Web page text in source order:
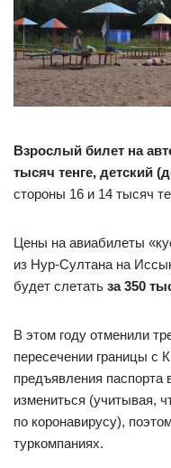
Взрослый билет на
тысяч тенге, детский
стороны 16 и 14 тысяч
Цены на авиабилеты
из Нур-Султана на
будет слетать за 350
В этом году отменили
пересечении границы с
предъявления паспорта
измениться (учитывая,
по коронавирусу),
туркомпаниях.